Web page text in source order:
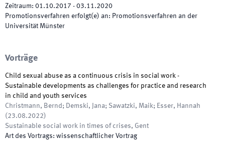
Zeitraum: 01.10.2017 - 03.11.2020
Promotionsverfahren erfolgt(e) an: Promotionsverfahren an der
Universität Münster
Vorträge
Child sexual abuse as a continuous crisis in social work -
Sustainable developments as challenges for practice and research
in child and youth services
Christmann, Bernd; Demski, Jana; Sawatzki, Maik; Esser, Hannah
( 23.08.2022)
Sustainable social work in times of crises, Gent
Art des Vortrags: wissenschaftlicher Vortrag